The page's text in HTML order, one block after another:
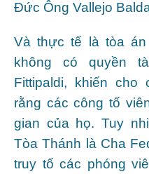
Đức Ông Vallejo
Và thực tế là tòa án
không có quyền
Fittipaldi, khiến
rằng các công tố
gian của họ. Tuy
Tòa Thánh là Cha
truy tố các phóng